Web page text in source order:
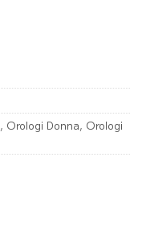
, Orologi Donna, Orologi